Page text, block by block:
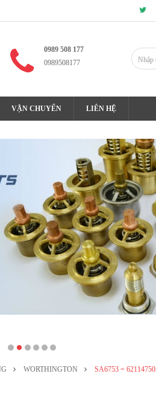
0989 508 177
0989508177
VẬN CHUYỂN LIÊN HỆ
WORTHINGTON SA6753 =